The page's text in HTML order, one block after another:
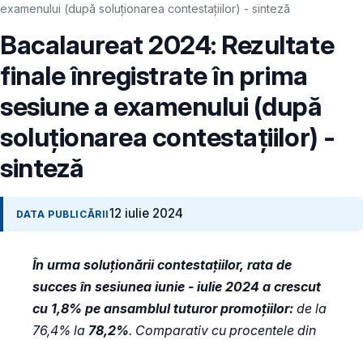
examenului (după soluționarea contestațiilor) - sinteză
Bacalaureat 2024: Rezultate
finale înregistrate în prima
sesiune a examenului (după
soluționarea contestațiilor) -
sinteză
DATA PUBLICĂRII12 iulie 2024
În urma soluționării contestațiilor, rata de
succes în sesiunea iunie - iulie 2024 a crescut
cu 1,8% pe ansamblul tuturor promoțiilor: de la
76,4% la 78,2%. Comparativ cu procentele din